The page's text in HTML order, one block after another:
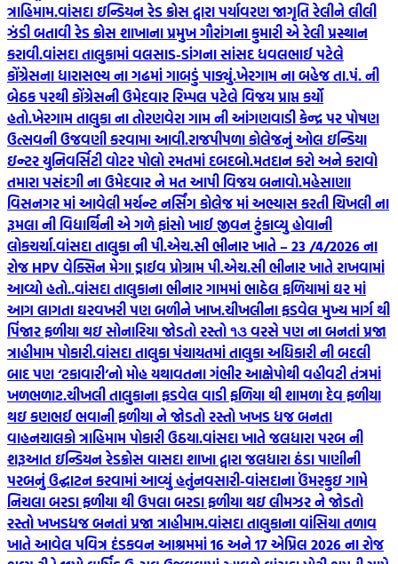
ત્રાહિમામ.વાંસદા ઇન્ડિયન રેડ ક્રોસ દ્વારા પર્યાવરણ જાગૃતિ રેલીને લીલી
ઝંડી બતાવી રેડ ક્રોસ શાખાના પ્રમુખ ગૌરાંગના કુમારી એ રેલી પ્રસ્થાન
કરાવી.વાંસદા તાલુકામાં વલસાડ-ડાંગના સાંસદ ધવલભાઈ પટેલે
કોંગ્રેસના ધારાસભ્ય ના ગઢમાં ગાબડું પાડ્યું.ખેરગામ ના બહેજ તા.પં. ની
બેઠક પરથી કોંગ્રેસની ઉમેદવાર રિમ્પલ પટેલે વિજય પ્રાપ્ત કર્યો
હતો.ખેરગામ તાલુકા ના તોરણવેરા ગામ ની આંગણવાડી કેન્દ્ર પર પોષણ
ઉત્સવની ઉજવણી કરવામા આવી.રાજપીપળા કોલેજનું ઓલ ઇન્ડિયા
ઇન્ટર યુનિવર્સિટી વોટર પોલો રમતમાં દબદબો.મતદાન કરો અને કરાવો
તમારા પસંદગી ના ઉમેદવાર ને મત આપી વિજય બનાવો.મહેસાણા
વિસનગર માં આવેલી મર્ચન્ટ નર્સિંગ કોલેજ માં અભ્યાસ કરતી ચિખલી ના
રૂમલા ની વિદ્યાર્થિની એ ગળે ફાંસો ખાઈ જીવન ટુંકાવ્યુ હોવાની
લોકચર્ચા.વાંસદા તાલુકા ની પી.એચ.સી ભીનાર ખાતે – 23 /4/2026 ના
રોજ HPV વેક્સિન મેગા ડ્રાઈવ પ્રોગ્રામ પી.એચ.સી ભીનાર ખાતે રાખવામાં
આવ્યો હતો..વાંસદા તાલુકાના ભીનાર ગામમાં ભાઠેલ ફળિયામાં ઘર માં
આગ લાગતા ઘરવખરી પણ બળીને ખાખ.ચીખલીના ફડવેલ મુખ્ય માર્ગ થી
પિંજાર ફળીયા થઇ સોનારિયા જોડતો રસ્તો ૧૩ વરસે પણ ના બનતાં પ્રજા
ત્રાહીમામ પોકારી.વાંસદા તાલુકા પંચાયતમાં તાલુકા અધિકારી ની બદલી
બાદ પણ ‘ટકાવારી’નો મોહ યથાવતના ગંભીર આક્ષેપોથી વહીવટી તંત્રમાં
ખળભળાટ.ચીખલી તાલુકાના ફડવેલ વાડી ફળિયા થી શામળા દેવ ફળીયા
થઇ કણભઈ ભવાની ફળીયા ને જોડતો રસ્તો ખખડ ધજ બનતા
વાહનચાલકો ત્રાહિમામ પોકારી ઉઠયા.વાંસદા ખાતે જલધારા પરબ ની
શરૂઆત ઇન્ડિયન રેડક્રોસ વાસદા શાખા દ્વારા જલધારા ઠંડા પાણીની
પરબનું ઉદ્ઘાટન કરવામાં આવ્યું હતુંનવસારી-વાંસદાના ઉંમરકુઇ ગામે
નિચલા બરડા ફળીયા થી ઉપલા બરડા ફળીયા થઇ લીમઝર ને જોડતો
રસ્તો ખખડધજ બનતાં પ્રજા ત્રાહીમામ.વાંસદા તાલુકાના વાંસિયા તળાવ
ખાતે આવેલ પવિત્ર દંડકવન આશ્રમમાં 16 અને 17 એપ્રિલ 2026 ના રોજ